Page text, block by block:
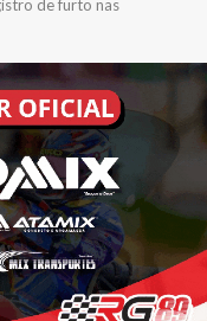
de furto nas